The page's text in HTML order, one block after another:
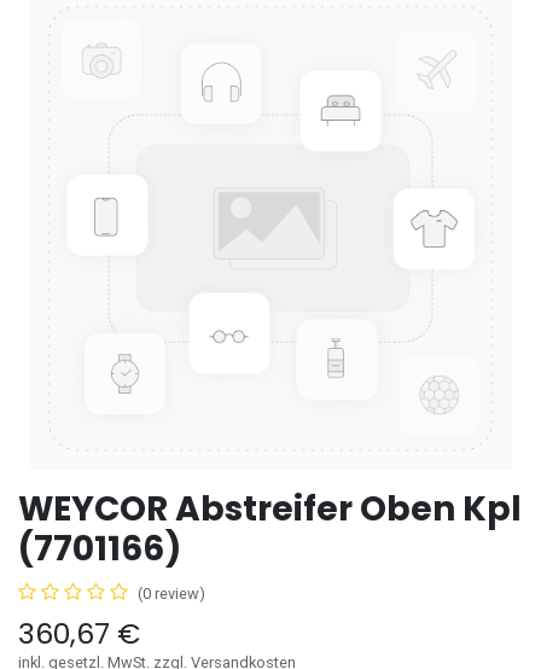
WEYCOR Abstreifer Oben Kpl
(7701166)
(0 review)
360,67 €
inkl. gesetzl. MwSt. zzgl. Versandkosten